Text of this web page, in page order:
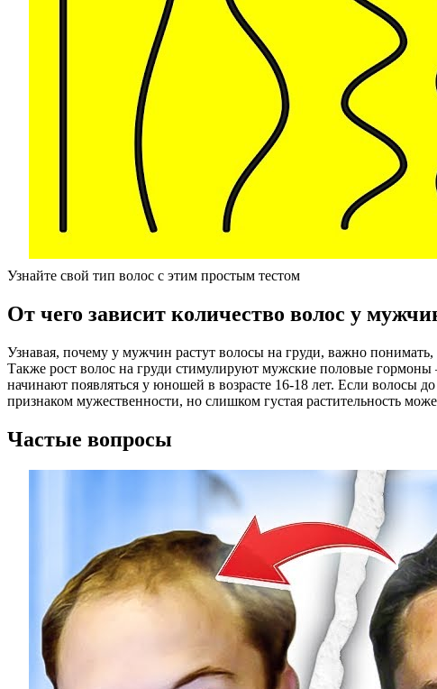
Узнайте свой тип волос с этим простым тестом
От чего зависит количество волос у
Узнавая, почему у мужчин растут волосы на груди, важно
Также рост волос на груди стимулируют мужские половые
начинают появляться у юношей в возрасте 16-18 лет. Если волосы
признаком мужественности, но слишком густая растительность
Частые вопросы